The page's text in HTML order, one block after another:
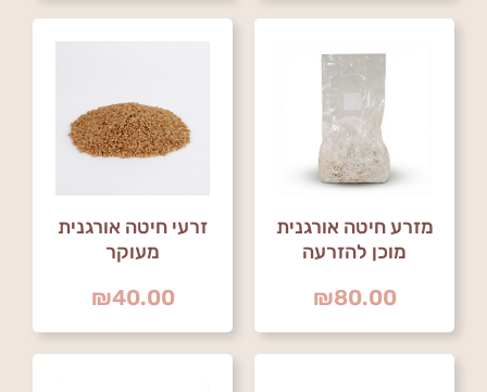
מזרע חיטה אורגנית
מוכן להזרעה
₪80.00
זרעי חיטה אורגנית
מעוקר
₪40.00